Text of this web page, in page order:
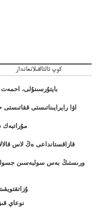
كوپ تالتالقىلانعاندار
بايتۇرسىنۇلى، احمەت
اۋا رايرايىناتىستى ققاتىستى
قازاقستانداعى ەڭ لاس
ورىستىڭ بەس سولبەسىن
نوعاي